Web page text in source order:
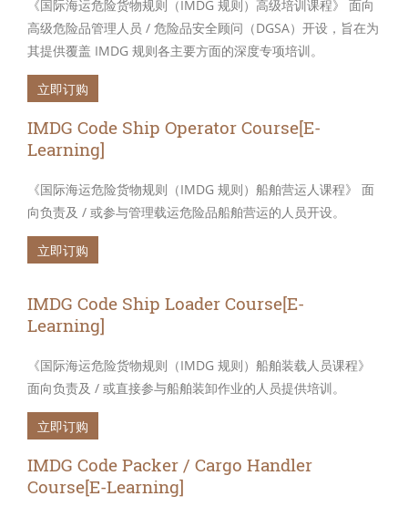
《国际海运危险货物规则（IMDG 规则）高级培训课程》 面向
高级危险品管理人员 / 危险品安全顾问（DGSA）开设，旨在为
其提供覆盖 IMDG 规则各主要方面的深度专项培训。
立即订购
IMDG Code Ship Operator Course[E-
Learning]
《国际海运危险货物规则（IMDG 规则）船舶营运人课程》 面
向负责及 / 或参与管理载运危险品船舶营运的人员开设。
立即订购
IMDG Code Ship Loader Course[E-
Learning]
《国际海运危险货物规则（IMDG 规则）船舶装载人员课程》
面向负责及 / 或直接参与船舶装卸作业的人员提供培训。
立即订购
IMDG Code Packer / Cargo Handler
Course[E-Learning]